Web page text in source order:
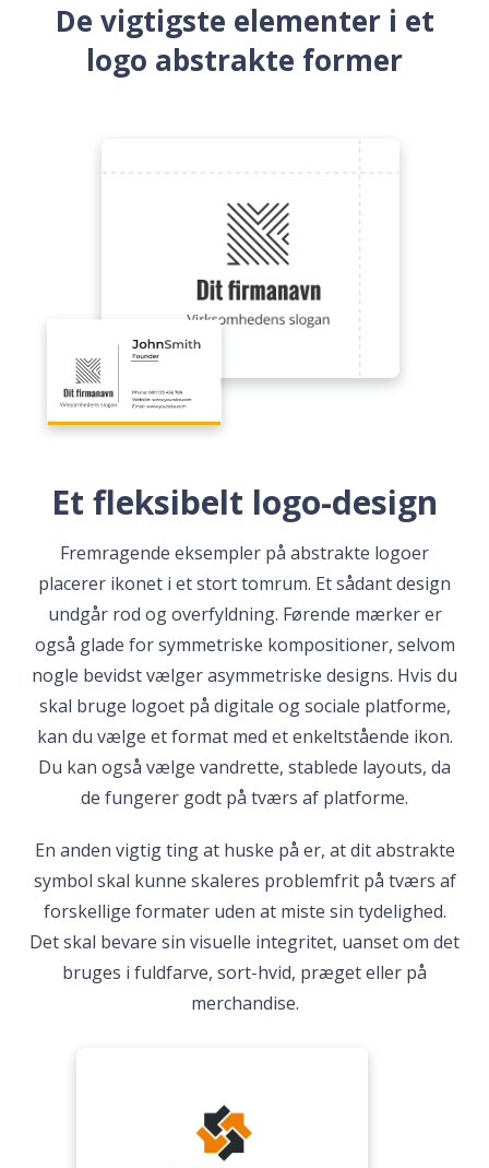
De vigtigste elementer i et
logo abstrakte former
Et fleksibelt logo-design
Fremragende eksempler på abstrakte logoer
placerer ikonet i et stort tomrum. Et sådant design
undgår rod og overfyldning. Førende mærker er
også glade for symmetriske kompositioner, selvom
nogle bevidst vælger asymmetriske designs. Hvis du
skal bruge logoet på digitale og sociale platforme,
kan du vælge et format med et enkeltstående ikon.
Du kan også vælge vandrette, stablede layouts, da
de fungerer godt på tværs af platforme.
En anden vigtig ting at huske på er, at dit abstrakte
symbol skal kunne skaleres problemfrit på tværs af
forskellige formater uden at miste sin tydelighed.
Det skal bevare sin visuelle integritet, uanset om det
bruges i fuldfarve, sort-hvid, præget eller på
merchandise.